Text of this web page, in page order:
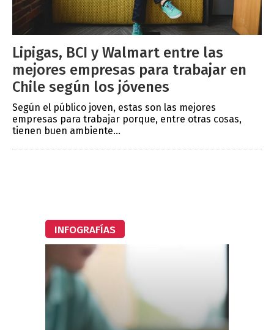
Lipigas, BCI y Walmart entre las
mejores empresas para trabajar en
Chile según los jóvenes
Según el público joven, estas son las mejores
empresas para trabajar porque, entre otras cosas,
tienen buen ambiente...
INFOGRAFÍAS